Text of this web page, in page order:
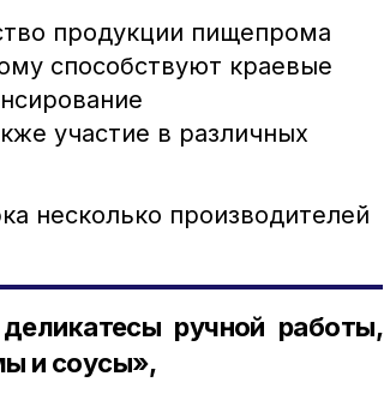
продукции пищепрома
способствуют краевые
участие в различных
несколько производителей
ручной работы,
и соусы»,